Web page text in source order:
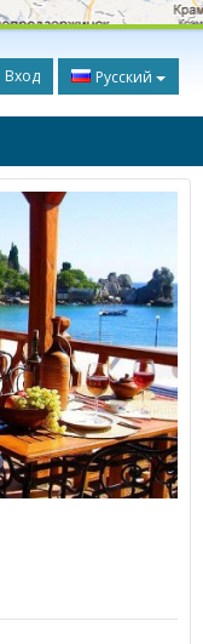
Вход Русский